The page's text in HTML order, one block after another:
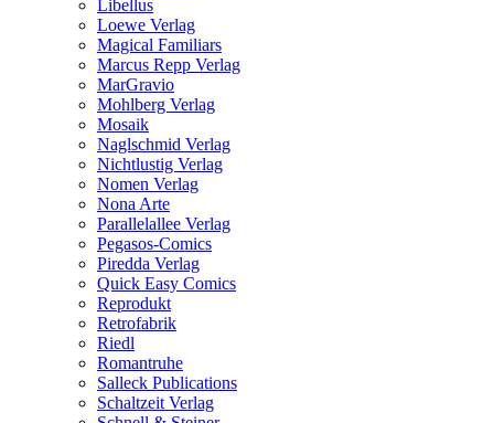
Libellus
Loewe Verlag
Magical Familiars
Marcus Repp Verlag
MarGravio
Mohlberg Verlag
Mosaik
Naglschmid Verlag
Nichtlustig Verlag
Nomen Verlag
Nona Arte
Parallelallee Verlag
Pegasos-Comics
Piredda Verlag
Quick Easy Comics
Reprodukt
Retrofabrik
Riedl
Romantruhe
Salleck Publications
Schaltzeit Verlag